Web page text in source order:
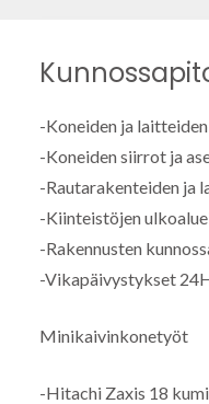
-Koneiden ja
-Koneiden siirrot ja
-Rautarakenteiden ja
-Kiinteistöjen
-Rakennusten
-Vikapäivystykset
Minikaivinkonetyöt
-Hitachi Zaxis 18